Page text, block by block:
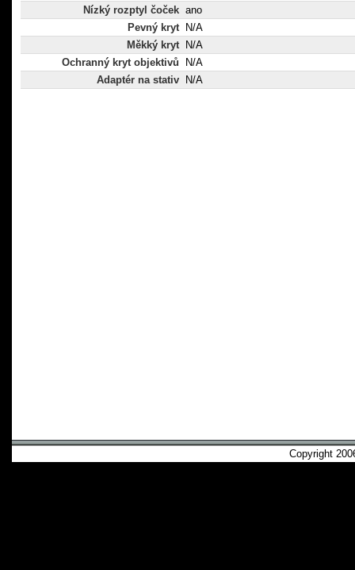
Nízký rozptyl čoček ano
Pevný kryt
N/A
Měkký kryt
N/A
Ochranný kryt objektivů
N/A
Adaptér na stativ
N/A
Copyright